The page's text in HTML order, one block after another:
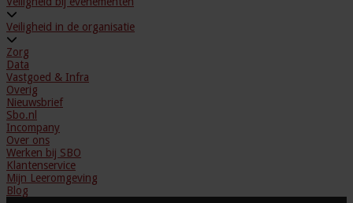
Veiligheid in de organisatie
Zorg
Data
Vastgoed & Infra
Overig
Nieuwsbrief
Sbo.nl
Incompany
Over ons
Werken bij SBO
Klantenservice
Mijn Leeromgeving
Blog